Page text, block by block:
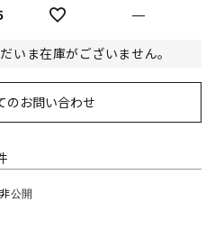
—
いま在庫がございません。
のお問い合わせ
非公開